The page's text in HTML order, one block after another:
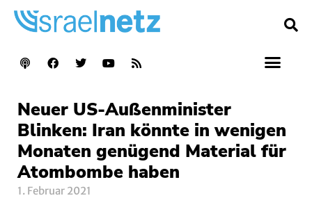
Neuer US-Außenminister
Blinken: Iran könnte in wenigen
Monaten genügend Material für
Atombombe haben
1. Februar 2021